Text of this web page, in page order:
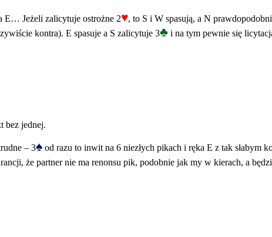
E… Jeżeli zalicytuje ostrożne 2♥, to S i W spasują, a N
kontra). E spasuje a S zalicytuje 3♣ i na tym pewnie się
bez jednej.
– 3♠ od razu to inwit na 6 niezłych pikach i ręka E z tak słabym
że partner nie ma renonsu pik, podobnie jak my w kierach, a